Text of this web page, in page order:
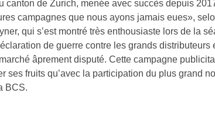
canton de Zurich, menée avec succès depuis
campagnes que nous ayons jamais eues»,
qui s’est montré très enthousiaste lors de la
de guerre contre les grands distributeurs
âprement disputé. Cette campagne
ses fruits qu’avec la participation du plus grand
BCS.